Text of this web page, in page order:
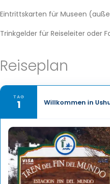
Eintrittskarten für Museen
Trinkgelder für Reiseleiter oder
Reiseplan
TAG
1 Willkommen in